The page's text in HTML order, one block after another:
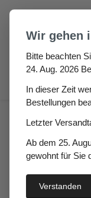
Zum Hauptinhalt
Torano
Wir gehen
Bitte beachten
24. Aug. 2026
In dieser Zeit
Bestellungen
Letzter
Ab dem 25.
gewohnt für Sie
Verstanden